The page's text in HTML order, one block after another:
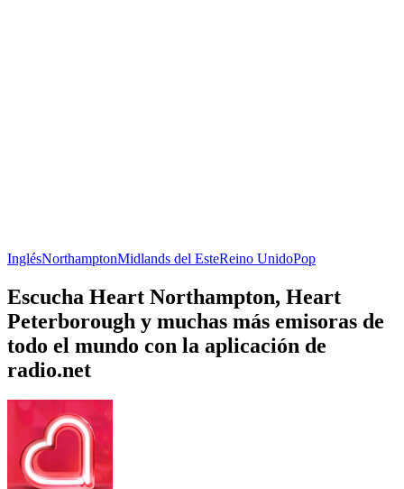
InglésNorthamptonMidlands del EsteReino UnidoPop
Escucha Heart Northampton, Heart
Peterborough y muchas más emisoras de
todo el mundo con la aplicación de
radio.net